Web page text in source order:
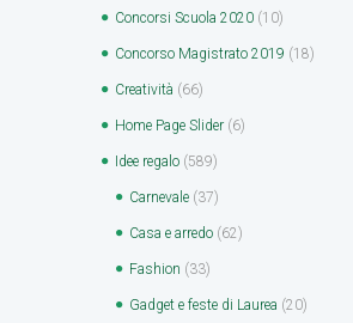
Concorsi Scuola 2020 (10)
Concorso Magistrato 2019 (18)
Creatività (66)
Home Page Slider (6)
Idee regalo (589)
Carnevale (37)
Casa e arredo (62)
Fashion (33)
Gadget e feste di Laurea (20)